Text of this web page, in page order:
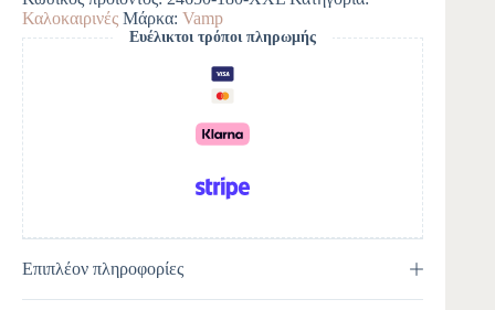
r
n
a
t
i
v
e
:
Καλοκαιρινές Μάρκα: Vamp
Ευέλικτοι τρόποι πληρωμής
Επιπλέον πληροφορίες